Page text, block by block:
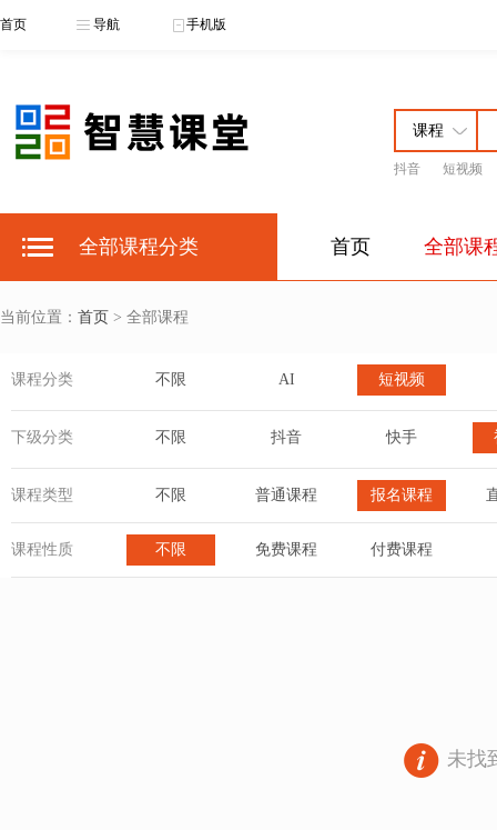
首页 导航 手机版
抖音 短视频
全部课程分类 首页 全部课
当前位置： 首页 > 全部课程
课程分类 不限 AI 短视频
下级分类 不限 抖音 快手
课程类型 不限 普通课程 报名课程
课程性质 不限 免费课程 付费课程
未找